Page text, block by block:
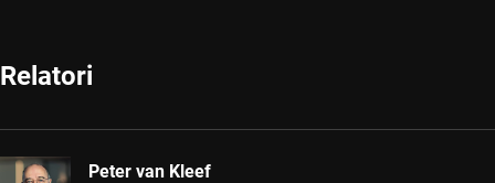
Relatori
Peter van Kleef